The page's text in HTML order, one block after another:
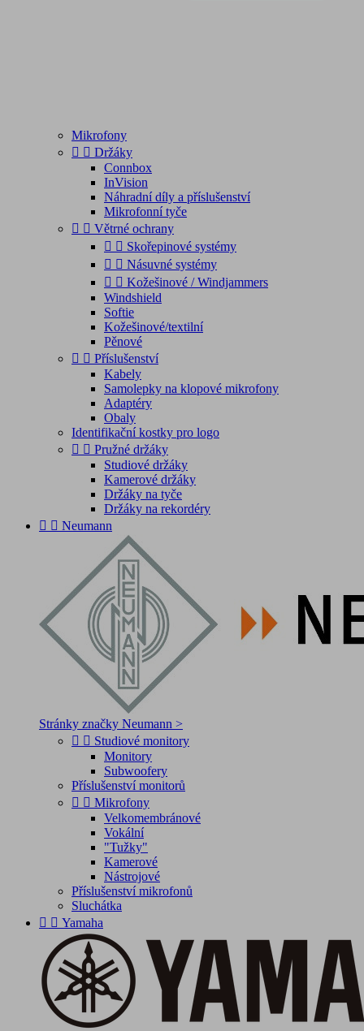
Mikrofony
  Držáky
Connbox
InVision
Náhradní díly a příslušenství
Mikrofonní tyče
  Větrné ochrany
  Skořepinové systémy
  Násuvné systémy
  Kožešinové / Windjammers
Windshield
Softie
Kožešinové/textilní
Pěnové
  Příslušenství
Kabely
Samolepky na klopové mikrofony
Adaptéry
Obaly
Identifikační kostky pro logo
  Pružné držáky
Studiové držáky
Kamerové držáky
Držáky na tyče
Držáky na rekordéry
  Neumann
Stránky značky Neumann >
  Studiové monitory
Monitory
Subwoofery
Příslušenství monitorů
  Mikrofony
Velkomembránové
Vokální
"Tužky"
Kamerové
Nástrojové
Příslušenství mikrofonů
Sluchátka
  Yamaha